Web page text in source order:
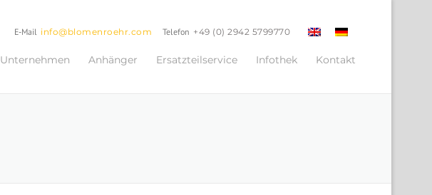
Telefon +49 (0) 2942 5799770
E-Mail info@blomenroehr.com
Unternehmen Anhänger Ersatzteilservice Infothek Kontakt